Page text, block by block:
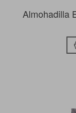
Almohadilla